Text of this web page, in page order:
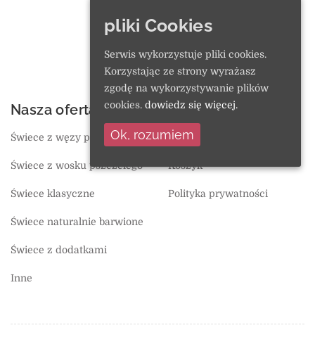
Nasza oferta
Świece z węzy pszczelej
Świece z wosku pszczelego
Świece klasyczne
Świece naturalnie barwione
Świece z dodatkami
Inne
O sklepie
Ulubione
Koszyk
Polityka prywatności
pliki Cookies
Serwis wykorzystuje pliki cookies.
Korzystając ze strony wyrażasz
zgodę na wykorzystywanie plików
cookies. dowiedz się więcej.
Ok, rozumiem